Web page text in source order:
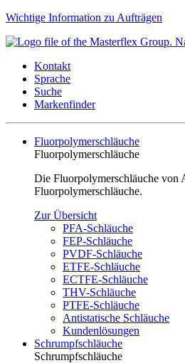
Wichtige Information zu Aufträgen
Kontakt
Sprache
Suche
Markenfinder
Fluorpolymerschläuche
Fluorpolymerschläuche
Die Fluorpolymerschläuche von
Fluorpolymerschläuche.
Zur Übersicht
PFA-Schläuche
FEP-Schläuche
PVDF-Schläuche
ETFE-Schläuche
ECTFE-Schläuche
THV-Schläuche
PTFE-Schläuche
Antistatische Schläuche
Kundenlösungen
Schrumpfschläuche
Schrumpfschläuche